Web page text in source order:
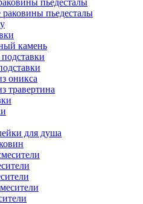
пьедесталы
раковины пьедесталы
камень
оникса
травертина
для душа